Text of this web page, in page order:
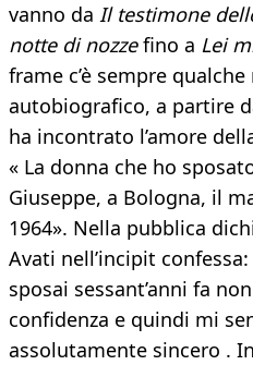
vanno da Il testimone
notte di nozzefino a Lei
frame c’è sempre
autobiografico, a partire
ha incontrato l’amore
« La donna che ho
Giuseppe, a Bologna, il
1964». Nella pubblica
Avati nell’incipit
sposai sessant’anni fa
confidenza e quindi mi
assolutamente sincero .